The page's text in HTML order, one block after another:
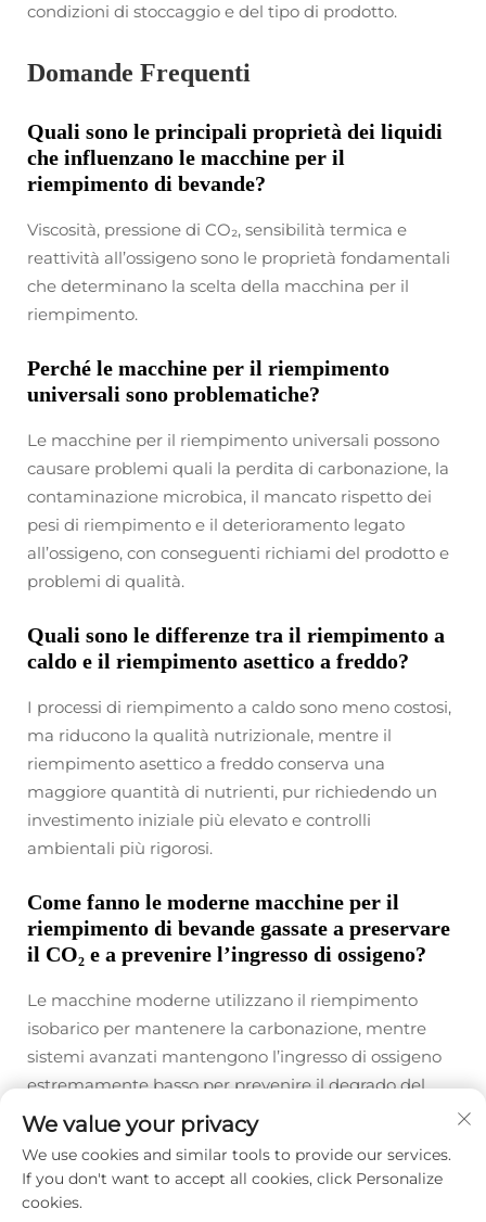
condizioni di stoccaggio e del tipo di prodotto.
Domande Frequenti
Quali sono le principali proprietà dei liquidi
che influenzano le macchine per il
riempimento di bevande?
Viscosità, pressione di CO₂, sensibilità termica e
reattività all’ossigeno sono le proprietà fondamentali
che determinano la scelta della macchina per il
riempimento.
Perché le macchine per il riempimento
universali sono problematiche?
Le macchine per il riempimento universali possono
causare problemi quali la perdita di carbonazione, la
contaminazione microbica, il mancato rispetto dei
pesi di riempimento e il deterioramento legato
all’ossigeno, con conseguenti richiami del prodotto e
problemi di qualità.
Quali sono le differenze tra il riempimento a
caldo e il riempimento asettico a freddo?
I processi di riempimento a caldo sono meno costosi,
ma riducono la qualità nutrizionale, mentre il
riempimento asettico a freddo conserva una
maggiore quantità di nutrienti, pur richiedendo un
investimento iniziale più elevato e controlli
ambientali più rigorosi.
Come fanno le moderne macchine per il
riempimento di bevande gassate a preservare
il CO₂ e a prevenire l’ingresso di ossigeno?
Le macchine moderne utilizzano il riempimento
isobarico per mantenere la carbonazione, mentre
sistemi avanzati mantengono l’ingresso di ossigeno
estremamente basso per prevenire il degrado del
sapore e il deterioramento del prodotto.
Prec : Macchina per il riempimento di succhi: gestisce succhi viscosi senza intasamenti
We value your privacy
We use cookies and similar tools to provide our services.
If you don't want to accept all cookies, click Personalize
cookies.